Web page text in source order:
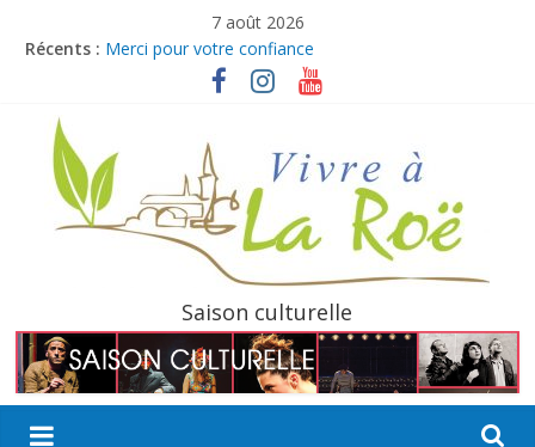
7 août 2026
Récents : Merci pour votre confiance
Ville à Joie débarque à La Roë !
Boucles de La Mayenne
Offre d’emploi : Agent culturel pour la saison estivale
La
Roë
Découvrir,
Saison culturelle